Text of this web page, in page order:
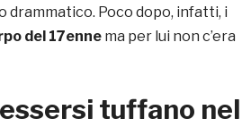
Poco dopo, infatti, i
del 17enne ma per lui non c’era
tuffano nel